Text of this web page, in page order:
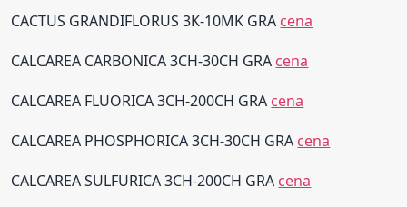
CACTUS GRANDIFLORUS 3K-10MK GRA cena
CALCAREA CARBONICA 3CH-30CH GRA cena
CALCAREA FLUORICA 3CH-200CH GRA cena
CALCAREA PHOSPHORICA 3CH-30CH GRA cena
CALCAREA SULFURICA 3CH-200CH GRA cena